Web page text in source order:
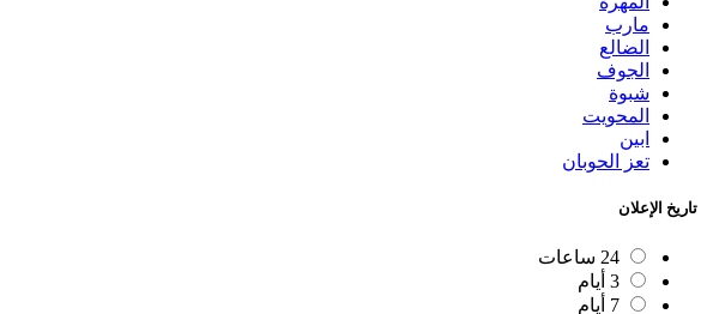
مارب
الضالع
الجوف
شبوة
المحويت
ابين
تعز الحوبان
تاريخ الإعلان
24 ساعات
3 أيام
7 أيام